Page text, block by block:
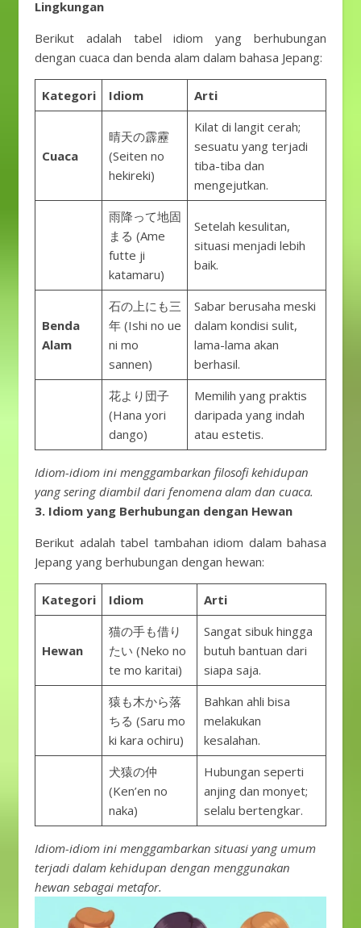
Lingkungan
Berikut adalah tabel idiom yang berhubungan
dengan cuaca dan benda alam dalam bahasa Jepang:
Kategori Idiom Arti
Cuaca
晴天の霹靂
(Seiten no
hekireki)
Kilat di langit cerah;
sesuatu yang terjadi
tiba-tiba dan
mengejutkan.
雨降って地固
まる (Ame
futte ji
katamaru)
Setelah kesulitan,
situasi menjadi lebih
baik.
Benda
Alam
石の上にも三
年 (Ishi no ue
ni mo
sannen)
Sabar berusaha meski
dalam kondisi sulit,
lama-lama akan
berhasil.
花より団子
(Hana yori
dango)
Memilih yang praktis
daripada yang indah
atau estetis.
Idiom-idiom ini menggambarkan filosofi kehidupan
yang sering diambil dari fenomena alam dan cuaca.
3. Idiom yang Berhubungan dengan Hewan
Berikut adalah tabel tambahan idiom dalam bahasa
Jepang yang berhubungan dengan hewan:
Kategori Idiom Arti
Hewan
猫の手も借り
たい (Neko no
te mo karitai)
Sangat sibuk hingga
butuh bantuan dari
siapa saja.
猿も木から落
ちる (Saru mo
ki kara ochiru)
Bahkan ahli bisa
melakukan
kesalahan.
犬猿の仲
(Ken’en no
naka)
Hubungan seperti
anjing dan monyet;
selalu bertengkar.
Idiom-idiom ini menggambarkan situasi yang umum
terjadi dalam kehidupan dengan menggunakan
hewan sebagai metafor.